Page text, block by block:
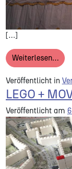
[…]
Weiterlesen…
Veröffentlicht in
LEGO +
Veröffentlicht am